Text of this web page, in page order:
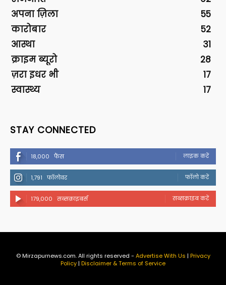
अपना ज़िला
55
कारोबार
52
आस्था
31
क्राइम ब्यूरो
28
ज़रा इधर भी
17
स्वास्थ्य
17
STAY CONNECTED
18,000 फैंस लाइक करें
1,791 फॉलोवर फॉलो करें
179,000 सब्सक्राइबर्स सब्सक्राइब करें
© Mirzapurnews.com. All rights reserved - Advertise With Us | Privacy
Policy| Disclaimer & Terms of Service